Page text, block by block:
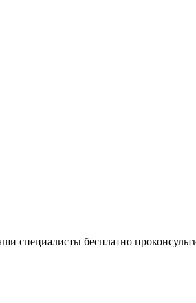
специалисты бесплатно